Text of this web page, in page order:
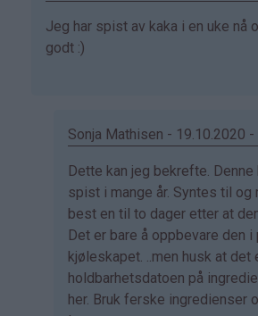
Som
svar
(ikke
Jeg har spist av kaka i en uke nå
godt :)
Sonja Mathisen - 19.10.2020 -
Som
svar
på
av
Wenche
(ikke
bekreftet)
Dette kan jeg bekrefte. Denne
spist i mange år. Syntes til og
best en til to dager etter at
Det er bare å oppbevare den
kjøleskapet. ..men husk at det
holdbarhetsdatoen på
her. Bruk ferske ingredienser